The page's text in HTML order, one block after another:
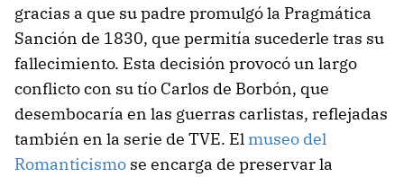
gracias a que su padre promulgó la Pragmática
Sanción de 1830, que permitía sucederle tras su
fallecimiento. Esta decisión provocó un largo
conflicto con su tío Carlos de Borbón, que
desembocaría en las guerras carlistas, reflejadas
también en la serie de TVE. El museo del
Romanticismo se encarga de preservar la